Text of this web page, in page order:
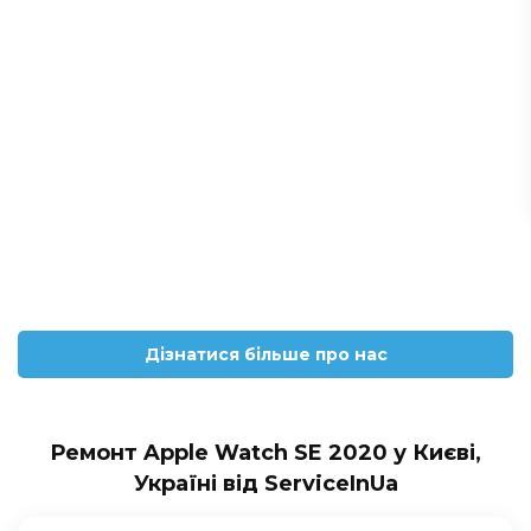
Дізнатися більше про нас
Ремонт Apple Watch SE 2020 у Києві,
Україні від ServiceInUa